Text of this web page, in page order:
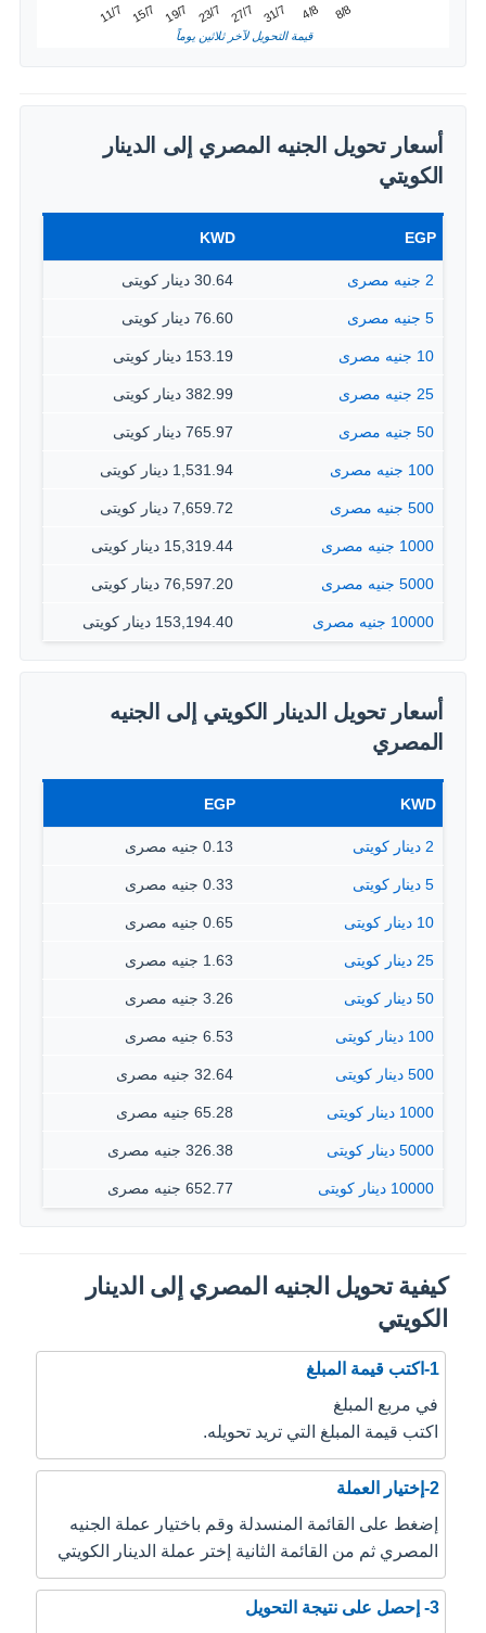
11/7 15/7 19/7 23/7 27/7 31/7 4/8 8/8
قيمة التحويل لآخر ثلاثين يوماً
أسعار تحويل الجنيه المصري إلى الدينار
الكويتي
EGP
KWD
2 جنيه مصرى 30.64 دينار كويتى
5 جنيه مصرى 76.60 دينار كويتى
10 جنيه مصرى 153.19 دينار كويتى
25 جنيه مصرى 382.99 دينار كويتى
50 جنيه مصرى 765.97 دينار كويتى
100 جنيه مصرى 1,531.94 دينار كويتى
500 جنيه مصرى 7,659.72 دينار كويتى
1000 جنيه مصرى 15,319.44 دينار كويتى
5000 جنيه مصرى 76,597.20 دينار كويتى
10000 جنيه مصرى 153,194.40 دينار كويتى
أسعار تحويل الدينار الكويتي إلى الجنيه
المصري
KWD
EGP
2 دينار كويتى 0.13 جنيه مصرى
5 دينار كويتى 0.33 جنيه مصرى
10 دينار كويتى 0.65 جنيه مصرى
25 دينار كويتى 1.63 جنيه مصرى
50 دينار كويتى 3.26 جنيه مصرى
100 دينار كويتى 6.53 جنيه مصرى
500 دينار كويتى 32.64 جنيه مصرى
1000 دينار كويتى 65.28 جنيه مصرى
5000 دينار كويتى 326.38 جنيه مصرى
10000 دينار كويتى 652.77 جنيه مصرى
كيفية تحويل الجنيه المصري إلى الدينار
الكويتي
1-اكتب قيمة المبلغ
في مربع المبلغ
اكتب قيمة المبلغ التي تريد تحويله.
2-إختيار العملة
إضغط على القائمة المنسدلة وقم باختيار عملة الجنيه
المصري ثم من القائمة الثانية إختر عملة الدينار الكويتي
3- إحصل على نتيجة التحويل